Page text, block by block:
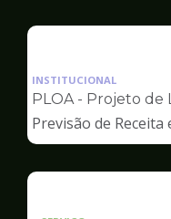
INSTITUCIONAL
PLOA - Projeto de
Previsão de Receita